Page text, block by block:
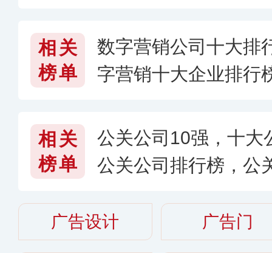
相关
榜单
数字营销公司十大排
字营销十大企业排行
相关
榜单
公关公司10强，十大
公关公司排行榜，公
广告设计 广告门